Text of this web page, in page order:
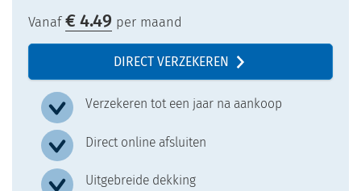
Verzekeren tot een jaar na aankoop
Direct online afsluiten
Uitgebreide dekking
Vanaf €4.49 per maand
DIRECT VERZEKEREN